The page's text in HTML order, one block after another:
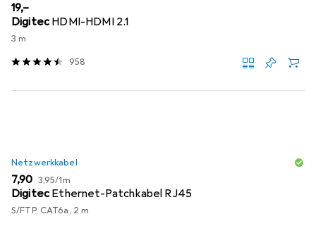
EUR
19,–
DigitecHDMI-HDMI 2.1
3 m
958
Netzwerkkabel
EUR
7,90 EUR
3,95/1m
DigitecEthernet-Patchkabel RJ45
S/FTP, CAT6a, 2 m